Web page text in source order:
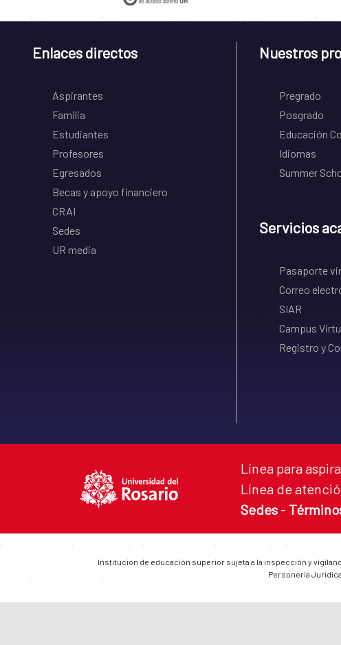
Enlaces directos
Aspirantes
Familia
Estudiantes
Profesores
Egresados
Becas y apoyo financiero
CRAI
Sedes
UR media
Nuestros
Pregrado
Posgrado
Educación
Idiomas
Summer
Servicios
Pasaporte
Correo
SIAR
Campus
Registro y
Línea para
Línea de
Sedes -
Institución de educación superior sujeta a la inspección y
Personería